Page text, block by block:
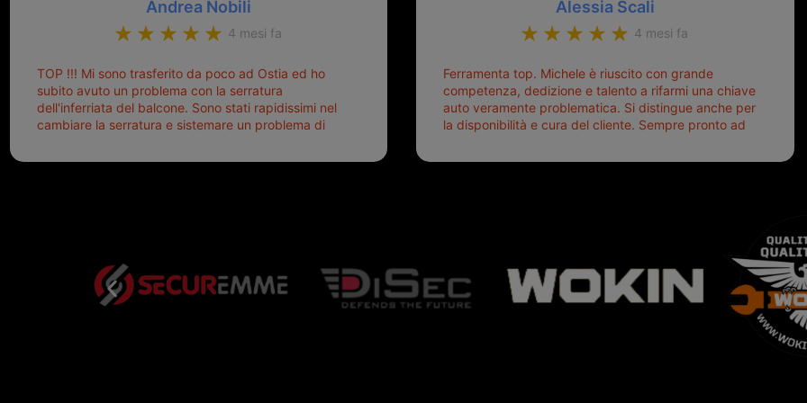
Andrea Nobili
4 mesi fa
TOP !!! Mi sono trasferito da poco ad Ostia ed ho
subito avuto un problema con la serratura
dell'inferriata del balcone. Sono stati rapidissimi nel
cambiare la serratura e sistemare un problema di
che onesto evitando spese ben più esose.
Alessia Scali
4 mesi fa
Ferramenta top. Michele è riuscito con grande
competenza, dedizione e talento a rifarmi una chiave
auto veramente problematica. Si distingue anche per
la disponibilità e cura del cliente. Sempre pronto ad